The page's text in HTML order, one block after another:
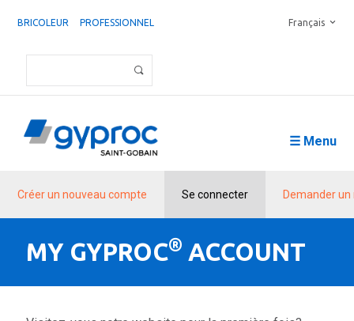
BRICOLEUR PROFESSIONNEL Français
☰ Menu
Créer un nouveau compte Se connecter Demander
MY GYPROC® ACCOUNT